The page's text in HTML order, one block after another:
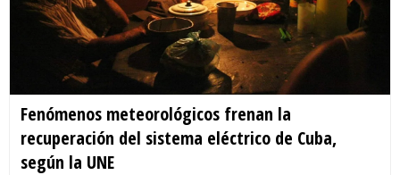
Fenómenos meteorológicos frenan la
recuperación del sistema eléctrico de Cuba,
según la UNE